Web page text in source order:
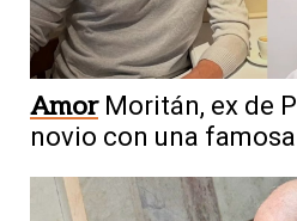
Amor Moritán, ex de
novio con una